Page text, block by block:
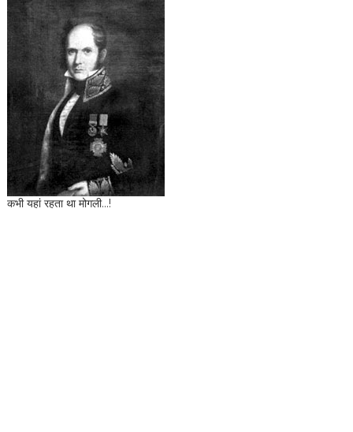
कभी यहां रहता था मोगली...!